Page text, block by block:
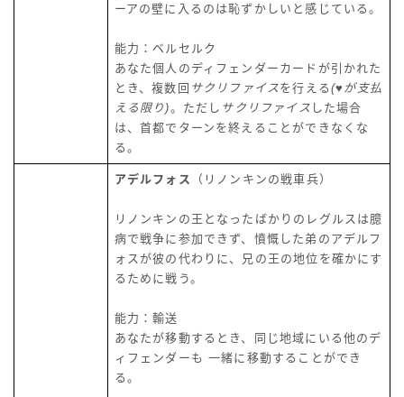
ーアの壁に入るのは恥ずかしいと感じている。
能力：ベルセルク
あなた個人のディフェンダーカードが引かれた
とき、複数回 サクリファイスを行える (♥が支払
える限り)。ただし サクリファイス した場合
は、首都でターンを終えることができなくな
る。
アデルフォス （リノンキンの戦車兵）
リノンキンの王となったばかりのレグルスは臆
病で戦争に参加できず、憤慨した弟のアデルフ
ォスが彼の代わりに、兄の王の地位を確かにす
るために戦う。
能力：輸送
あなたが移動するとき、同じ地域にいる他のデ
ィフェンダーも 一緒に移動することができ
る。